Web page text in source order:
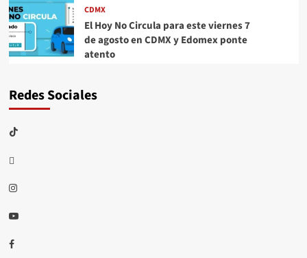
CDMX
El Hoy No Circula para este viernes 7
de agosto en CDMX y Edomex ponte
atento
Redes Sociales
TikTok
threads
Instagram
Youtube
Facebook